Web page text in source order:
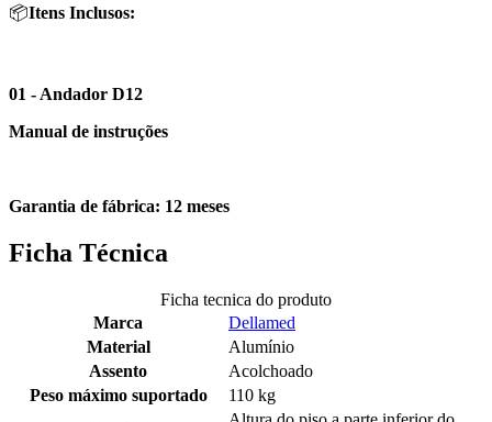
📦Itens Inclusos:
01 - Andador D12
Manual de instruções
Garantia de fábrica: 12 meses
Ficha Técnica
Ficha tecnica do produto
Marca
Dellamed
Material
Alumínio
Assento
Acolchoado
Peso máximo suportado
110 kg